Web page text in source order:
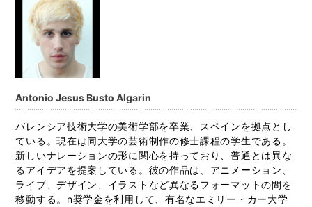
Antonio Jesus Busto Algarin
バレンシア技術大学の美術学部を卒業、スペインを拠点とし
ている。現在は同大学の芸術制作の修士課程の学生である。
新しいナレーションの形に関心を持っており、普通とは異な
るアイデアを提案している。彼の作品は、アニメーション、
ライブ、デザイン、イラストなど異なるフォーマットの間を
移動する。n奨学金を利用して、有名なエミリー・カー大学